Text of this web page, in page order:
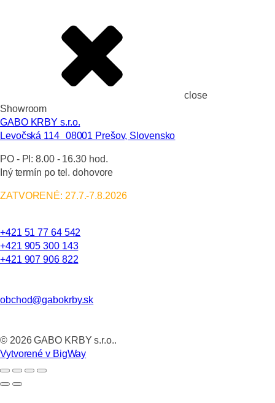
close
Showroom
GABO KRBY s.r.o.
Levočská 114 08001 Prešov, Slovensko
PO - PI: 8.00 - 16.30 hod.
Iný termín po tel. dohovore
ZATVORENÉ: 27.7.-7.8.2026
+421 51 77 64 542
+421 905 300 143
+421 907 906 822
obchod@gabokrby.sk
© 2026GABO KRBY s.r.o..
Vytvorené v BigWay